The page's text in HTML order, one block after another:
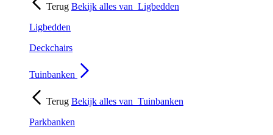
Terug Bekijk alles van Ligbedden
Ligbedden
Deckchairs
Tuinbanken
Terug Bekijk alles van Tuinbanken
Parkbanken